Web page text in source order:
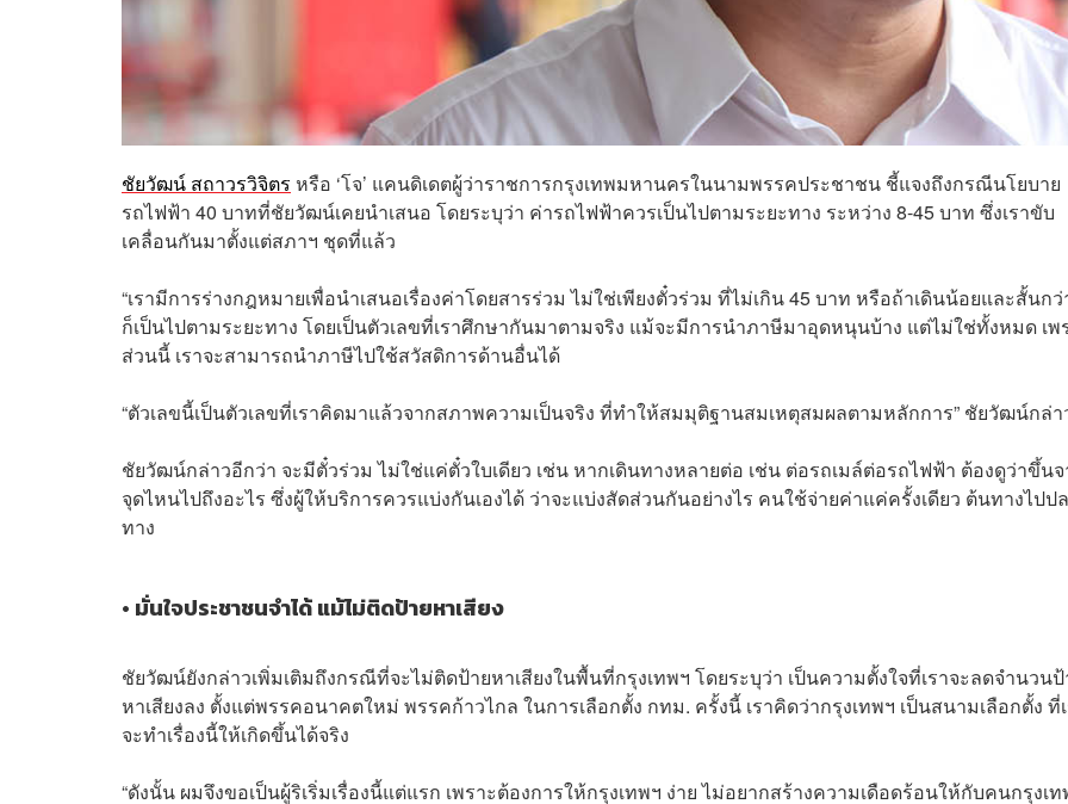
ชัยวัฒน์ สถาวรวิจิตร หรือ ‘โจ’ แคนดิเดตผู้ว่าราชการกรุงเทพมหานครในนามพรรคประชาชน ชี้แจงถึงกรณีนโยบาย
รถไฟฟ้า 40 บาทที่ชัยวัฒน์เคยนำเสนอ โดยระบุว่า ค่ารถไฟฟ้าควรเป็นไปตามระยะทาง ระหว่าง 8-45 บาท ซึ่งเราขับ
เคลื่อนกันมาตั้งแต่สภาฯ ชุดที่แล้ว
“เรามีการร่างกฎหมายเพื่อนำเสนอเรื่องค่าโดยสารร่วม ไม่ใช่เพียงตั๋วร่วม ที่ไม่เกิน 45 บาท หรือถ้าเดินน้อยและสั้นก
ก็เป็นไปตามระยะทาง โดยเป็นตัวเลขที่เราศึกษากันมาตามจริง แม้จะมีการนำภาษีมาอุดหนุนบ้าง แต่ไม่ใช่ทั้งหมด เพ
ส่วนนี้ เราจะสามารถนําภาษีไปใช้สวัสดิการด้านอื่นได้
“ตัวเลขนี้เป็นตัวเลขที่เราคิดมาแล้วจากสภาพความเป็นจริง ที่ทําให้สมมุติฐานสมเหตุสมผลตามหลักการ” ชัยวัฒน์กล่า
ชัยวัฒน์กล่าวอีกว่า จะมีตั๋วร่วม ไม่ใช่แค่ตั๋วใบเดียว เช่น หากเดินทางหลายต่อ เช่น ต่อรถเมล์ต่อรถไฟฟ้า ต้องดูว่าขึ้น
จุดไหนไปถึงอะไร ซึ่งผู้ให้บริการควรแบ่งกันเองได้ ว่าจะแบ่งสัดส่วนกันอย่างไร คนใช้จ่ายค่าแค่ครั้งเดียว ต้นทางไปป
ทาง
• มั่นใจประชาชนจำได้ แม้ไม่ติดป้ายหาเสียง
ชัยวัฒน์ยังกล่าวเพิ่มเติมถึงกรณีที่จะไม่ติดป้ายหาเสียงในพื้นที่กรุงเทพฯ โดยระบุว่า เป็นความตั้งใจที่เราจะลดจํานวนป้
หาเสียงลง ตั้งแต่พรรคอนาคตใหม่ พรรคก้าวไกล ในการเลือกตั้ง กทม. ครั้งนี้ เราคิดว่ากรุงเทพฯ เป็นสนามเลือกตั้ง ที่
จะทําเรื่องนี้ให้เกิดขึ้นได้จริง
“ดังนั้น ผมจึงขอเป็นผู้ริเริ่มเรื่องนี้แต่แรก เพราะต้องการให้กรุงเทพฯ ง่าย ไม่อยากสร้างความเดือดร้อนให้กับคนกรุงเท